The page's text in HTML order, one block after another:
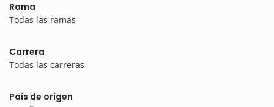
Rama
Todas las ramas
Carrera
Todas las carreras
País de origen